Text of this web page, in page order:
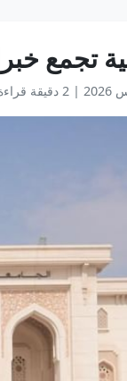
تجمع
| 2 دقيقة قراءة